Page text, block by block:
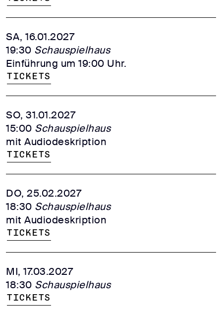
SA, 16.01.2027
19:30 Schauspielhaus
Einführung um 19:00 Uhr.
Tickets
SO, 31.01.2027
15:00 Schauspielhaus
mit Audiodeskription
Tickets
DO, 25.02.2027
18:30 Schauspielhaus
mit Audiodeskription
Tickets
MI, 17.03.2027
18:30 Schauspielhaus
Tickets